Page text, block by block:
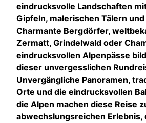
eindrucksvolle Landschaften
Gipfeln, malerischen Tälern
Charmante Bergdörfer,
Zermatt, Grindelwald oder
eindrucksvollen Alpenpässe
dieser unvergesslichen
Unvergängliche Panoramen,
Orte und die eindrucksvollen
die Alpen machen diese Reise
abwechslungsreichen Erlebnis,